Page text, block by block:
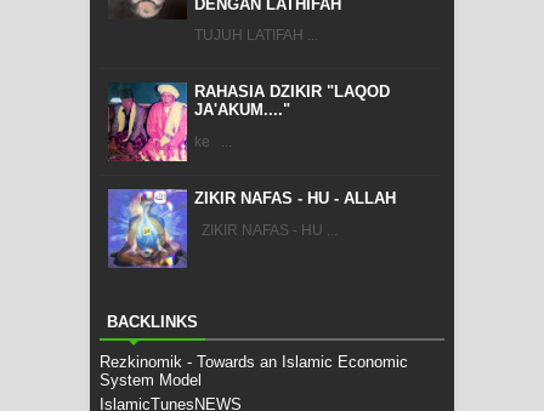
DENGAN LATHIFAH
TUJUH LATIFAH ...
RAHASIA DZIKIR "LAQOD
JA'AKUM...."
ke ...
ZIKIR NAFAS - HU - ALLAH
ZIKIR NAFAS - HU ...
BACKLINKS
Rezkinomik - Towards an Islamic Economic
System Model
IslamicTunesNEWS